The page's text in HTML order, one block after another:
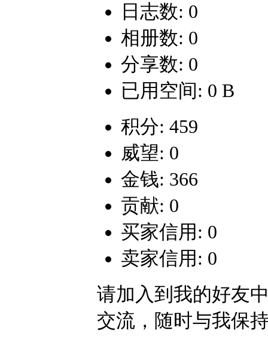
日志数: 0
相册数: 0
分享数: 0
已用空间: 0 B
积分: 459
威望: 0
金钱: 366
贡献: 0
买家信用: 0
卖家信用: 0
请加入到我的好友
交流，随时与我保